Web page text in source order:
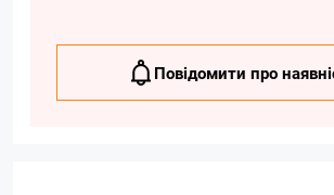
Повідомити про